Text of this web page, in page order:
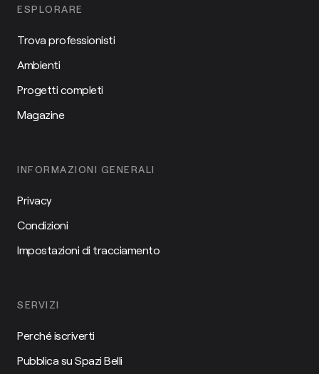
ESPLORARE
Trova professionisti
Ambienti
Progetti completi
Magazine
INFORMAZIONI GENERALI
Privacy
Condizioni
Impostazioni di tracciamento
SERVIZI
Perché iscriverti
Pubblica su Spazi Belli